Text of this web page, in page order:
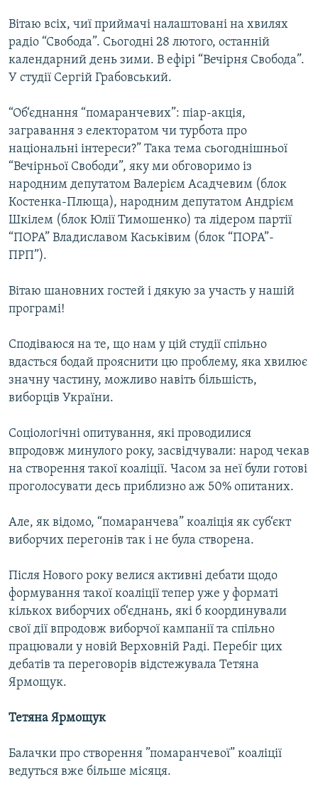
Усі сайти RFE/RL
Вітаю всіх, чиї приймачі налаштовані на хвилях
радіо “Свобода”. Сьогодні 28 лютого, останній
календарний день зими. В ефірі “Вечірня Свобода”.
У студії Сергій Грабовський.
“Об‘єднання “помаранчевих”: піар-акція,
загравання з електоратом чи турбота про
національні інтереси?” Така тема сьогоднішньої
“Вечірньої Свободи”, яку ми обговоримо із
народним депутатом Валерієм Асадчевим (блок
Костенка-Плюща), народним депутатом Андрієм
Шкілем (блок Юлії Тимошенко) та лідером партії
“ПОРА” Владиславом Каськівим (блок “ПОРА”-
ПРП”).
Вітаю шановних гостей і дякую за участь у нашій
програмі!
Сподіваюся на те, що нам у цій студії спільно
вдасться бодай прояснити цю проблему, яка хвилює
значну частину, можливо навіть більшість,
виборців України.
Соціологічні опитування, які проводилися
впродовж минулого року, засвідчували: народ чекав
на створення такої коаліції. Часом за неї були готові
проголосувати десь приблизно аж 50% опитаних.
Але, як відомо, “помаранчева” коаліція як суб‘єкт
виборчих перегонів так і не була створена.
Після Нового року велися активні дебати щодо
формування такої коаліції тепер уже у форматі
кількох виборчих об‘єднань, які б координували
свої дії впродовж виборчої кампанії та спільно
працювали у новій Верховній Раді. Перебіг цих
дебатів та переговорів відстежувала Тетяна
Ярмощук.
Тетяна Ярмощук
Балачки про створення ”помаранчевої” коаліції
ведуться вже більше місяця.